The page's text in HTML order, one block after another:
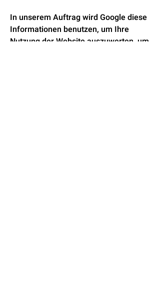
In unserem Auftrag wird Google diese
Informationen benutzen, um Ihre
Nutzung der Website auszuwerten, um